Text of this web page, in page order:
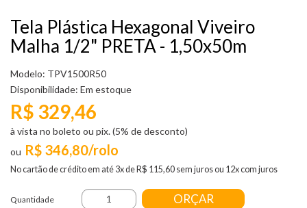
Tela Plástica Hexagonal Viveiro
Malha 1/2" PRETA - 1,50x50m
Modelo: TPV1500R50
Disponibilidade: Em estoque
R$ 346,80/rolo
No cartão de crédito em até 3x de R$ 115,60 sem juros ou 12x com juros
R$ 329,46
à vista no boleto ou pix. (5% de desconto)
Quantidade ORÇAR